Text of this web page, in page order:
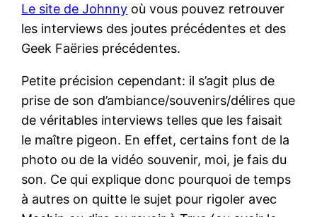
Le site de Johnny où vous pouvez retrouver
les interviews des joutes précédentes et des
Geek Faëries précédentes.
Petite précision cependant: il s’agit plus de
prise de son d’ambiance/souvenirs/délires que
de véritables interviews telles que les faisait
le maître pigeon. En effet, certains font de la
photo ou de la vidéo souvenir, moi, je fais du
son. Ce qui explique donc pourquoi de temps
à autres on quitte le sujet pour rigoler avec